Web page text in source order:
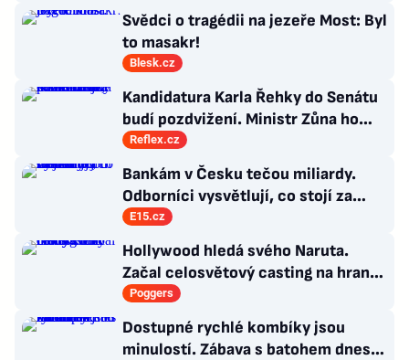
Svědci o tragédii na jezeře Most: Byl
to masakr!
Blesk.cz
Kandidatura Karla Řehky do Senátu
budí pozdvižení. Ministr Zůna ho
kritizuje, konkurenti haní i chválí
Reflex.cz
Bankám v Česku tečou miliardy.
Odborníci vysvětlují, co stojí za
jejich růstem
E15.cz
Hollywood hledá svého Naruta.
Začal celosvětový casting na hraný
film
Poggers
Dostupné rychlé kombíky jsou
minulostí. Zábava s batohem dnes